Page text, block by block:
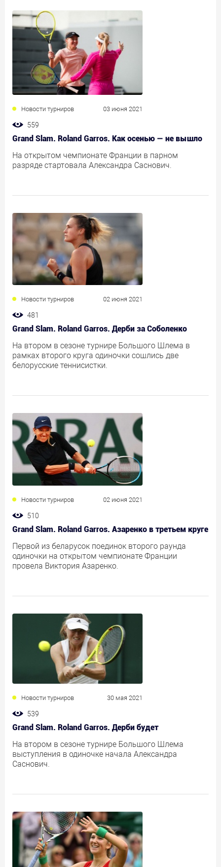
Новости турниров 03 июня 2021
559
Grand Slam. Roland Garros. Как осенью — не вышло
На открытом чемпионате Франции в парном
разряде стартовала Александра Саснович.
Новости турниров 02 июня 2021
481
Grand Slam. Roland Garros. Дерби за Соболенко
На втором в сезоне турнире Большого Шлема в
рамках второго круга одиночки сошлись две
белорусские теннисистки.
Новости турниров 02 июня 2021
510
Grand Slam. Roland Garros. Азаренко в третьем круге
Первой из беларусок поединок второго раунда
одиночки на открытом чемпионате Франции
провела Виктория Азаренко.
Новости турниров 30 мая 2021
539
Grand Slam. Roland Garros. Дерби будет
На втором в сезоне турнире Большого Шлема
выступления в одиночке начала Александра
Саснович.